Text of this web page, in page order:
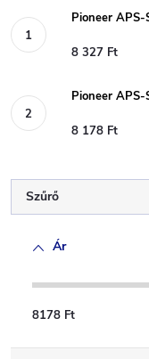
Pioneer
8 327 Ft
Pioneer
8 178 Ft
Szűrő
Ár
8178 Ft